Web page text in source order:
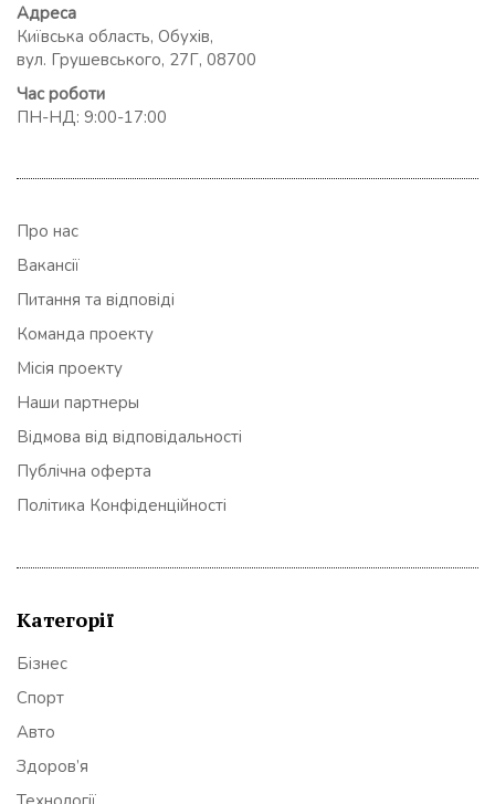
Адреса
Київська область, Обухів,
вул. Грушевського, 27Г, 08700
Час роботи
ПН-НД: 9:00-17:00
Про нас
Вакансії
Питання та відповіді
Команда проекту
Місія проекту
Наши партнеры
Відмова від відповідальності
Публічна оферта
Політика Конфіденційності
Категорії
Бізнес
Спорт
Авто
Здоров’я